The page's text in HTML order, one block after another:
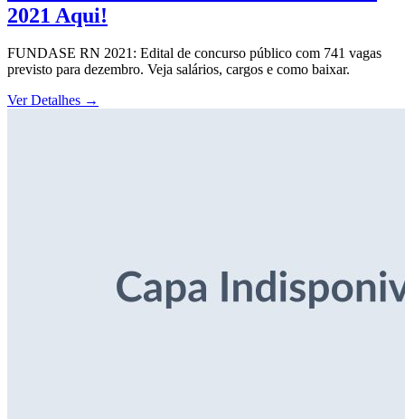
2021 Aqui!
FUNDASE RN 2021: Edital de concurso público com 741 vagas
previsto para dezembro. Veja salários, cargos e como baixar.
Ver Detalhes →